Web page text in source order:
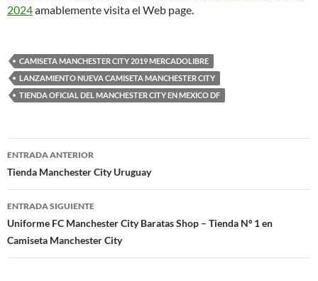
2024amablemente visita el Web page.
CAMISETA MANCHESTER CITY 2019 MERCADOLIBRE
LANZAMIENTO NUEVA CAMISETA MANCHESTER CITY
TIENDA OFICIAL DEL MANCHESTER CITY EN MEXICO DF
Navegación
de
entradas
ENTRADA ANTERIOR
Tienda Manchester City Uruguay
ENTRADA SIGUIENTE
Uniforme FC Manchester City Baratas Shop – Tienda Nº 1 en
Camiseta Manchester City